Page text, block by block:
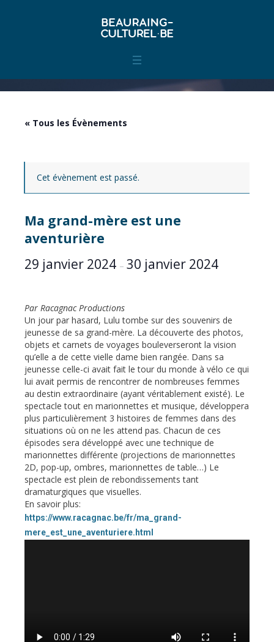
« Tous les Évènements
Cet évènement est passé.
Ma grand-mère est une
aventurière
29 janvier 2024 – 30 janvier 2024
Par Racagnac Productions
Un jour par hasard, Lulu tombe sur des souvenirs de
jeunesse de sa grand-mère. La découverte des photos,
objets et carnets de voyages bouleverseront la vision
qu’elle a de cette vielle dame bien rangée. Dans sa
jeunesse celle-ci avait fait le tour du monde à vélo ce qui
lui avait permis de rencontrer de nombreuses femmes
au destin extraordinaire (ayant véritablement existé). Le
spectacle tout en marionnettes et musique, développera
plus particulièrement 3 histoires de femmes dans des
situations où on ne les attend pas. Chacun de ces
épisodes sera développé avec une technique de
marionnettes différente (projections de marionnettes
2D, pop-up, ombres, marionnettes de table…) Le
spectacle est plein de rebondissements tant
dramaturgiques que visuelles.
En savoir plus:
https://www.racagnac.be/fr/ma_grand-
mere_est_une_aventuriere.html